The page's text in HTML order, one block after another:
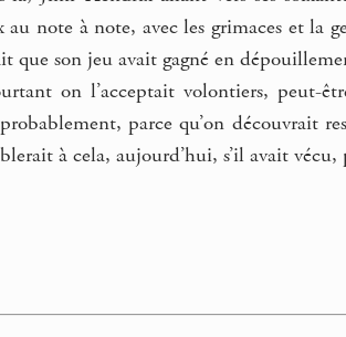
note à note, avec les grimaces et la
que son jeu avait gagné en
on l’acceptait volontiers, peut-
parce qu’on découvrait
à cela, aujourd’hui, s’il avait